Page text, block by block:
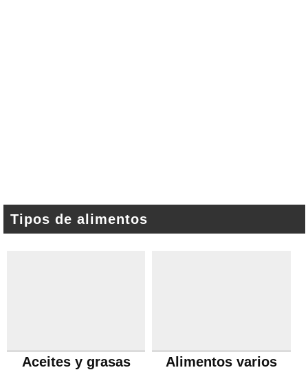
Tipos de alimentos
Aceites y grasas Alimentos varios